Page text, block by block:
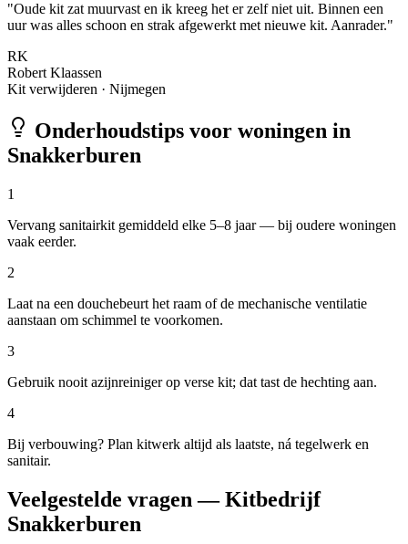
"Oude kit zat muurvast en ik kreeg het er zelf niet uit. Binnen een
uur was alles schoon en strak afgewerkt met nieuwe kit. Aanrader."
RK
Robert Klaassen
Kit verwijderen · Nijmegen
Onderhoudstips voor woningen in
Snakkerburen
1
Vervang sanitairkit gemiddeld elke 5–8 jaar — bij oudere woningen
vaak eerder.
2
Laat na een douchebeurt het raam of de mechanische ventilatie
aanstaan om schimmel te voorkomen.
3
Gebruik nooit azijnreiniger op verse kit; dat tast de hechting aan.
4
Bij verbouwing? Plan kitwerk altijd als laatste, ná tegelwerk en
sanitair.
Veelgestelde vragen — Kitbedrijf
Snakkerburen